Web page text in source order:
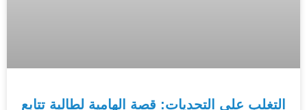
التغلب على التحديات: قصة الهامية لطالبة تتابع